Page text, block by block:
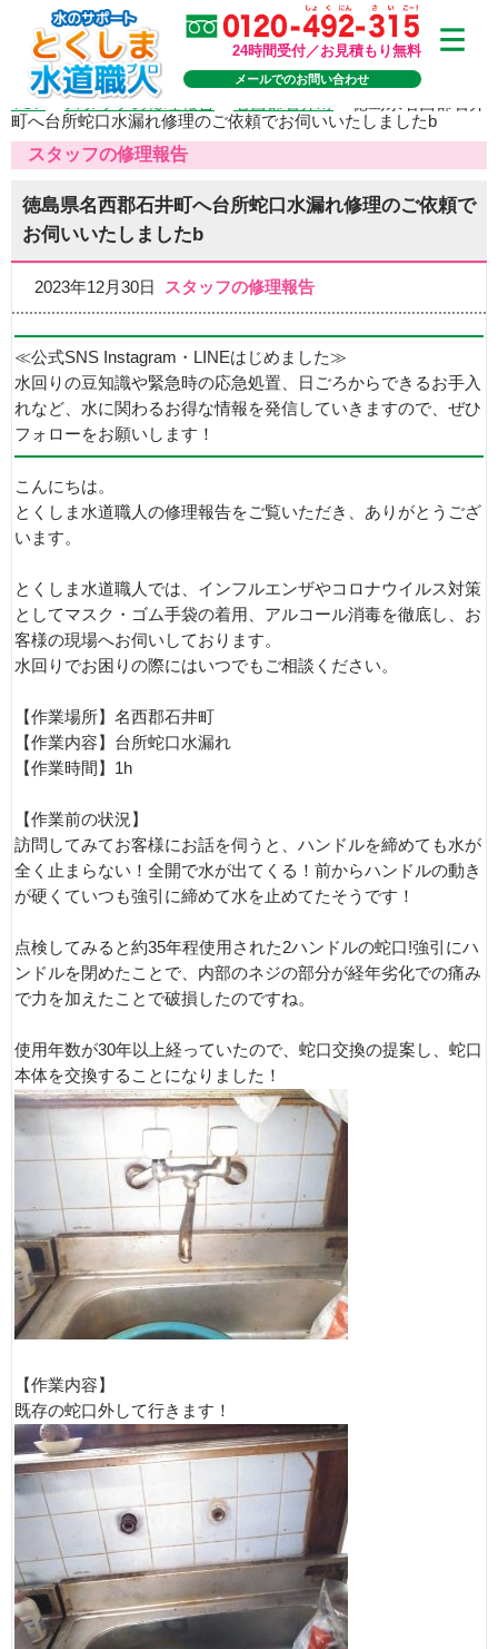
24時間受付／お見積もり無料
メールでのお問い合わせ
TOP>スタッフの修理報告
町へ台所蛇口水漏れ修理のご依頼でお伺いいたしましたb
スタッフの修理報告
徳島県名西郡石井町へ台所蛇口水漏れ修理のご依頼で
お伺いいたしましたb
2023年12月30日 スタッフの修理報告
≪公式SNS Instagram・LINEはじめました≫
水回りの豆知識や緊急時の応急処置、日ごろからできるお手入
れなど、水に関わるお得な情報を発信していきますので、ぜひ
フォローをお願いします！
こんにちは。
とくしま水道職人の修理報告をご覧いただき、ありがとうござ
います。
とくしま水道職人では、インフルエンザやコロナウイルス対策
としてマスク・ゴム手袋の着用、アルコール消毒を徹底し、お
客様の現場へお伺いしております。
水回りでお困りの際にはいつでもご相談ください。
【作業場所】名西郡石井町
【作業内容】台所蛇口水漏れ
【作業時間】1h
【作業前の状況】
訪問してみてお客様にお話を伺うと、ハンドルを締めても水が
全く止まらない！全開で水が出てくる！前からハンドルの動き
が硬くていつも強引に締めて水を止めてたそうです！
点検してみると約35年程使用された2ハンドルの蛇口!強引にハ
ンドルを閉めたことで、内部のネジの部分が経年劣化での痛み
で力を加えたことで破損したのですね。
使用年数が30年以上経っていたので、蛇口交換の提案し、蛇口
本体を交換することになりました！
【作業内容】
既存の蛇口外して行きます！